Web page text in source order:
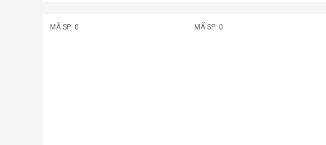
MÃ SP: 0 MÃ SP: 0